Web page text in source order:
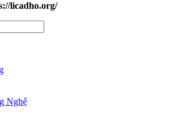
licadho.org/
Nghệ